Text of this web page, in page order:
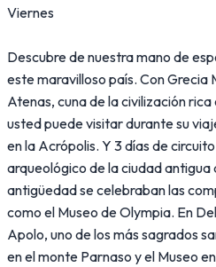
Viernes
Descubre de nuestra mano de
este maravilloso país. Con Grecia
Atenas, cuna de la civilización
usted puede visitar durante su
en la Acrópolis. Y 3 días de
arqueológico de la ciudad antigua
antigüedad se celebraban las
como el Museo de Olympia. En
Apolo, uno de los más sagrados
en el monte Parnaso y el Museo